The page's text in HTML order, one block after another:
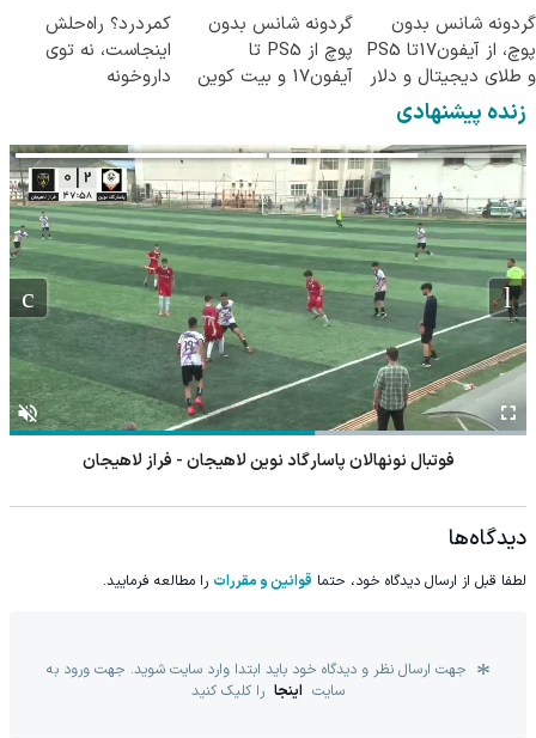
گردونه شانس بدون
پوچ، از آیفون17تا PS5
و طلای دیجیتال و دلار
🔥
گردونه شانس بدون
پوچ از PS5 تا
آیفون17 و بیت کوین
کمردرد؟ راه‌حلش
اینجاست، نه توی
داروخونه
زنده پیشنهادی
فوتبال نونهالان پاسارگاد نوین لاهیجان - فراز لاهیجان
دیدگاه‌ها
لطفا قبل از ارسال دیدگاه خود، حتما قوانین و مقررات را مطالعه فرمایید.
جهت ارسال نظر و دیدگاه خود باید ابتدا وارد سایت شوید. جهت ورود به
سایت اینجا را کلیک کنید